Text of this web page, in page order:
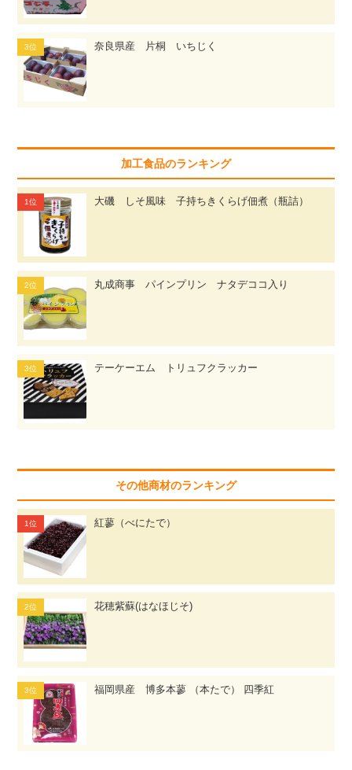
奈良県産 片桐 いちじく
加工食品のランキング
大磯 しそ風味 子持ちきくらげ佃煮（瓶詰）
丸成商事 パインプリン ナタデココ入り
テーケーエム トリュフクラッカー
その他商材のランキング
紅蓼（べにたで）
花穂紫蘇(はなほじそ)
福岡県産 博多本蓼 （本たで） 四季紅